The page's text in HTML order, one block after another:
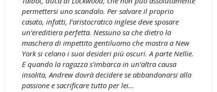
permettersi uno scandalo. Per salvare il proprio
casato, infatti, l’aristocratico inglese deve sposare
un’ereditiera perfetta. Nessuno sa che dietro la
maschera di impettito gentiluomo che mostra a New
York si celano i suoi desideri più oscuri. A parte Nellie.
E quando la ragazza s’imbarca in un’altra causa
insolita, Andrew dovrà decidere se abbandonarsi alla
passione e sacrificare tutto per lei…